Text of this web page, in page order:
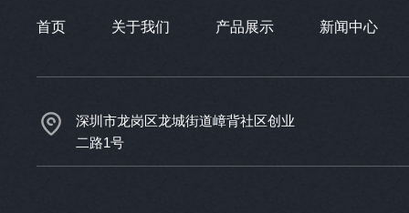
首页 关于我们 产品展示 新闻中心
深圳市龙岗区龙城街道嶂背社区创业
二路1号